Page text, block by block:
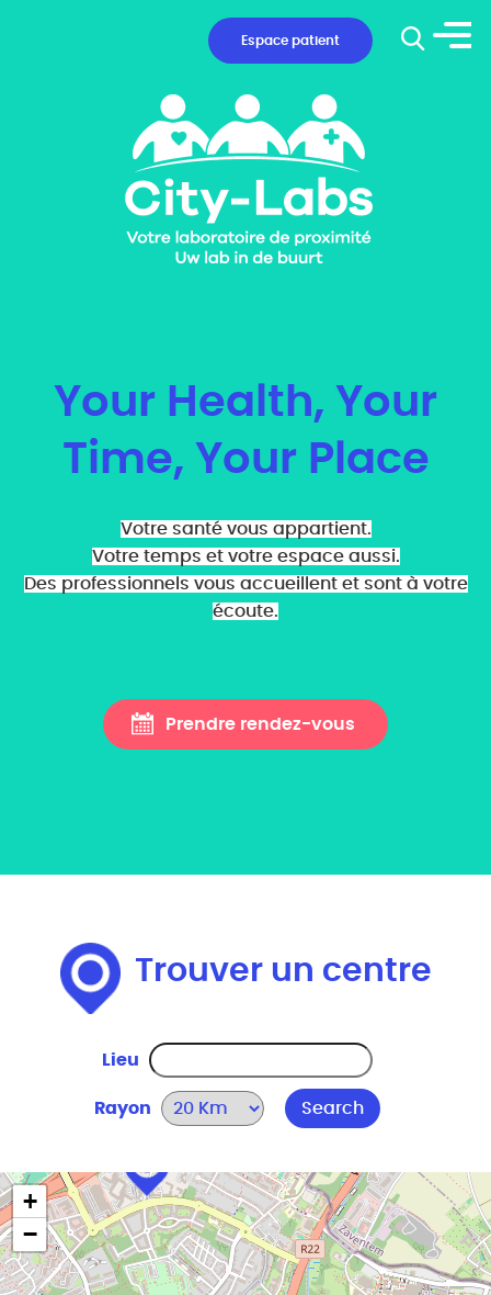
Espace patient
picto
Your Health, Your
Time, Your Place
Votre santé vous appartient.
Votre temps et votre espace aussi.
Des professionnels vous accueillent et sont à votre
écoute.
Prendre rendez-vous
Trouver un centre
Lieu
Rayon Search
+
−